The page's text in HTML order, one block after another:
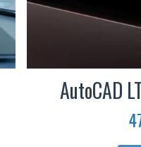
AutoCAD